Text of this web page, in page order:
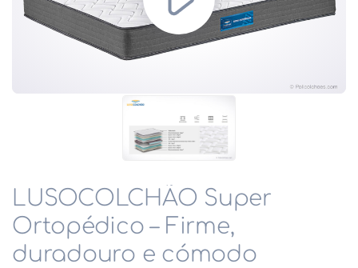
LUSOCOLCHÃO Super
Ortopédico – Firme,
duradouro e cómodo